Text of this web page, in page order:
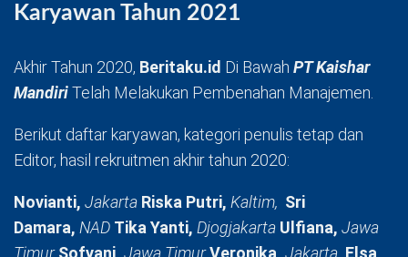
Karyawan Tahun 2021
Akhir Tahun 2020, Beritaku.id Di Bawah PT Kaishar
MandiriTelah Melakukan Pembenahan Manajemen.
Berikut daftar karyawan, kategori penulis tetap dan
Editor, hasil rekruitmen akhir tahun 2020:
Novianti, Jakarta Riska Putri, Kaltim, Sri
Damara, NAD Tika Yanti, Djogjakarta Ulfiana, Jawa
TimurSofyani, Jawa TimurVeronika, Jakarta Elsa,